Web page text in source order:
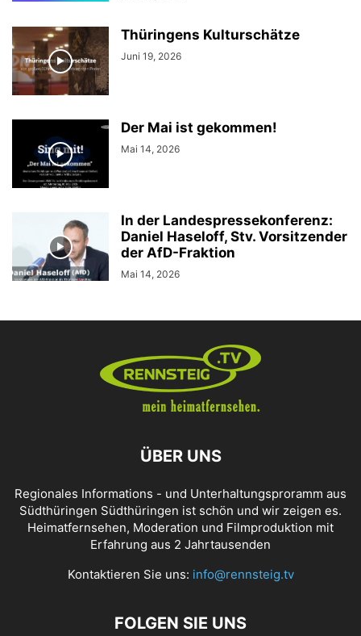
Thüringens Kulturschätze
Juni 19, 2026
Der Mai ist gekommen!
Mai 14, 2026
In der Landespressekonferenz:
Daniel Haseloff, Stv. Vorsitzender
der AfD-Fraktion
Mai 14, 2026
ÜBER UNS
Regionales Informations - und Unterhaltungsproramm aus
Südthüringen Südthüringen ist schön und wir zeigen es.
Heimatfernsehen, Moderation und Filmproduktion mit
Erfahrung aus 2 Jahrtausenden
Kontaktieren Sie uns: info@rennsteig.tv
FOLGEN SIE UNS